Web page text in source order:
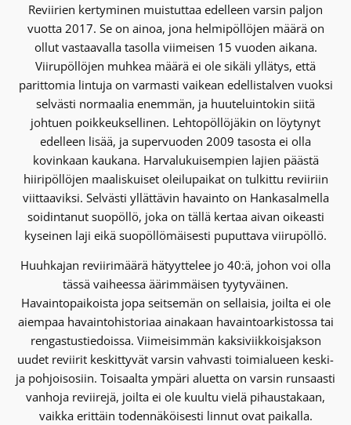
Reviirien kertyminen muistuttaa edelleen varsin paljon
vuotta 2017. Se on ainoa, jona helmipöllöjen määrä on
ollut vastaavalla tasolla viimeisen 15 vuoden aikana.
Viirupöllöjen muhkea määrä ei ole sikäli yllätys, että
parittomia lintuja on varmasti vaikean edellistalven vuoksi
selvästi normaalia enemmän, ja huuteluintokin siitä
johtuen poikkeuksellinen. Lehtopöllöjäkin on löytynyt
edelleen lisää, ja supervuoden 2009 tasosta ei olla
kovinkaan kaukana. Harvalukuisempien lajien päästä
hiiripöllöjen maaliskuiset oleilupaikat on tulkittu reviiriin
viittaaviksi. Selvästi yllättävin havainto on Hankasalmella
soidintanut suopöllö, joka on tällä kertaa aivan oikeasti
kyseinen laji eikä suopöllömäisesti puputtava viirupöllö.
Huuhkajan reviirimäärä hätyyttelee jo 40:ä, johon voi olla
tässä vaiheessa äärimmäisen tyytyväinen.
Havaintopaikoista jopa seitsemän on sellaisia, joilta ei ole
aiempaa havaintohistoriaa ainakaan havaintoarkistossa tai
rengastustiedoissa. Viimeisimmän kaksiviikkoisjakson
uudet reviirit keskittyvät varsin vahvasti toimialueen keski-
ja pohjoisosiin. Toisaalta ympäri aluetta on varsin runsaasti
vanhoja reviirejä, joilta ei ole kuultu vielä pihaustakaan,
vaikka erittäin todennäköisesti linnut ovat paikalla.